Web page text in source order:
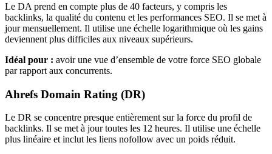
Le DA prend en compte plus de 40 facteurs, y compris les
backlinks, la qualité du contenu et les performances SEO. Il se met à
jour mensuellement. Il utilise une échelle logarithmique où les gains
deviennent plus difficiles aux niveaux supérieurs.
Idéal pour : avoir une vue d’ensemble de votre force SEO globale
par rapport aux concurrents.
Ahrefs Domain Rating (DR)
Le DR se concentre presque entièrement sur la force du profil de
backlinks. Il se met à jour toutes les 12 heures. Il utilise une échelle
plus linéaire et inclut les liens nofollow avec un poids réduit.